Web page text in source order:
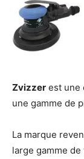
Zvizzer est une
une gamme de
La marque
large gamme